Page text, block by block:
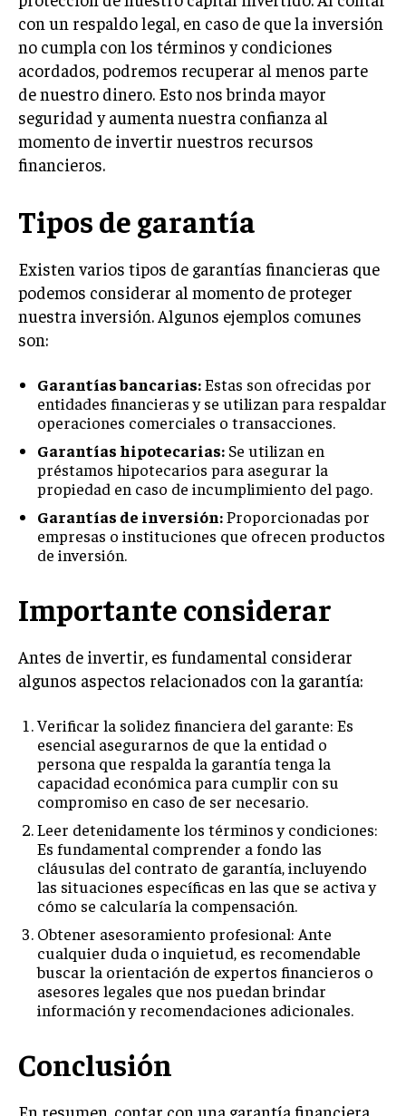
con un respaldo legal, en caso de que la inversión
no cumpla con los términos y condiciones
acordados, podremos recuperar al menos parte
de nuestro dinero. Esto nos brinda mayor
seguridad y aumenta nuestra confianza al
momento de invertir nuestros recursos
financieros.
Tipos de garantía
Existen varios tipos de garantías financieras que
podemos considerar al momento de proteger
nuestra inversión. Algunos ejemplos comunes
son:
Garantías bancarias:Estas son ofrecidas por
entidades financieras y se utilizan para respaldar
operaciones comerciales o transacciones.
Garantías hipotecarias: Se utilizan en
préstamos hipotecarios para asegurar la
propiedad en caso de incumplimiento del pago.
Garantías de inversión:Proporcionadas por
empresas o instituciones que ofrecen productos
de inversión.
Importante considerar
Antes de invertir, es fundamental considerar
algunos aspectos relacionados con la garantía:
Verificar la solidez financiera del garante: Es
esencial asegurarnos de que la entidad o
persona que respalda la garantía tenga la
capacidad económica para cumplir con su
compromiso en caso de ser necesario.
Leer detenidamente los términos y condiciones:
Es fundamental comprender a fondo las
cláusulas del contrato de garantía, incluyendo
las situaciones específicas en las que se activa y
cómo se calcularía la compensación.
Obtener asesoramiento profesional: Ante
cualquier duda o inquietud, es recomendable
buscar la orientación de expertos financieros o
asesores legales que nos puedan brindar
información y recomendaciones adicionales.
Conclusión
En resumen, contar con una garantía financiera